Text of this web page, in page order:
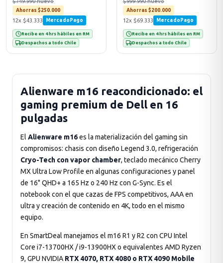
Ahorras $250.000
12x $43.333 MercadoPago
Recibe en 4 hrs hábiles en RM
Despachos a todo Chile
Ahorras $200.000
12x $69.333 MercadoPago
Recibe en 4 hrs hábiles en RM
Despachos a todo Chile
Alienware m16 reacondicionado: el
gaming premium de Dell en 16
pulgadas
El Alienware m16es la materialización del gaming sin
compromisos: chasis con diseño Legend 3.0, refrigeración
Cryo-Tech con vapor chamber, teclado mecánico Cherry
MX Ultra Low Profile en algunas configuraciones y panel
de 16" QHD+ a 165 Hz o 240 Hz con G-Sync. Es el
notebook con el que cazas de FPS competitivos, AAA en
ultra y creación de contenido en 4K, todo en el mismo
equipo.
En SmartDeal manejamos el m16 R1 y R2 con CPU Intel
Core i7-13700HX / i9-13900HX o equivalentes AMD Ryzen
9, GPU NVIDIA RTX 4070, RTX 4080 o RTX 4090 Mobile